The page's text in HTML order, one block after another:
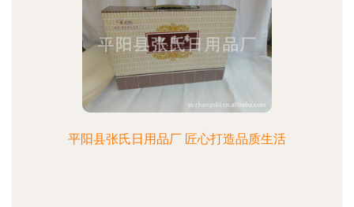
平阳县张氏日用品厂 匠心打造品质生活